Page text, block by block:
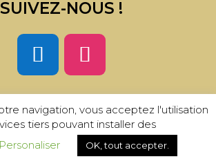
SUIVEZ-NOUS !
légales et CGU–CGV| Design
| 2023 – Tous droits réservés
navigation, vous acceptez l'utilisation
tiers pouvant installer des
Personaliser OK, tout accepter.